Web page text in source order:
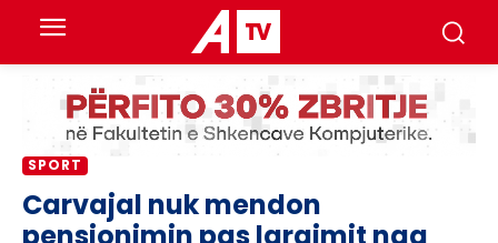
SPORT
Carvajal nuk mendon
pensionimin pas largimit nga